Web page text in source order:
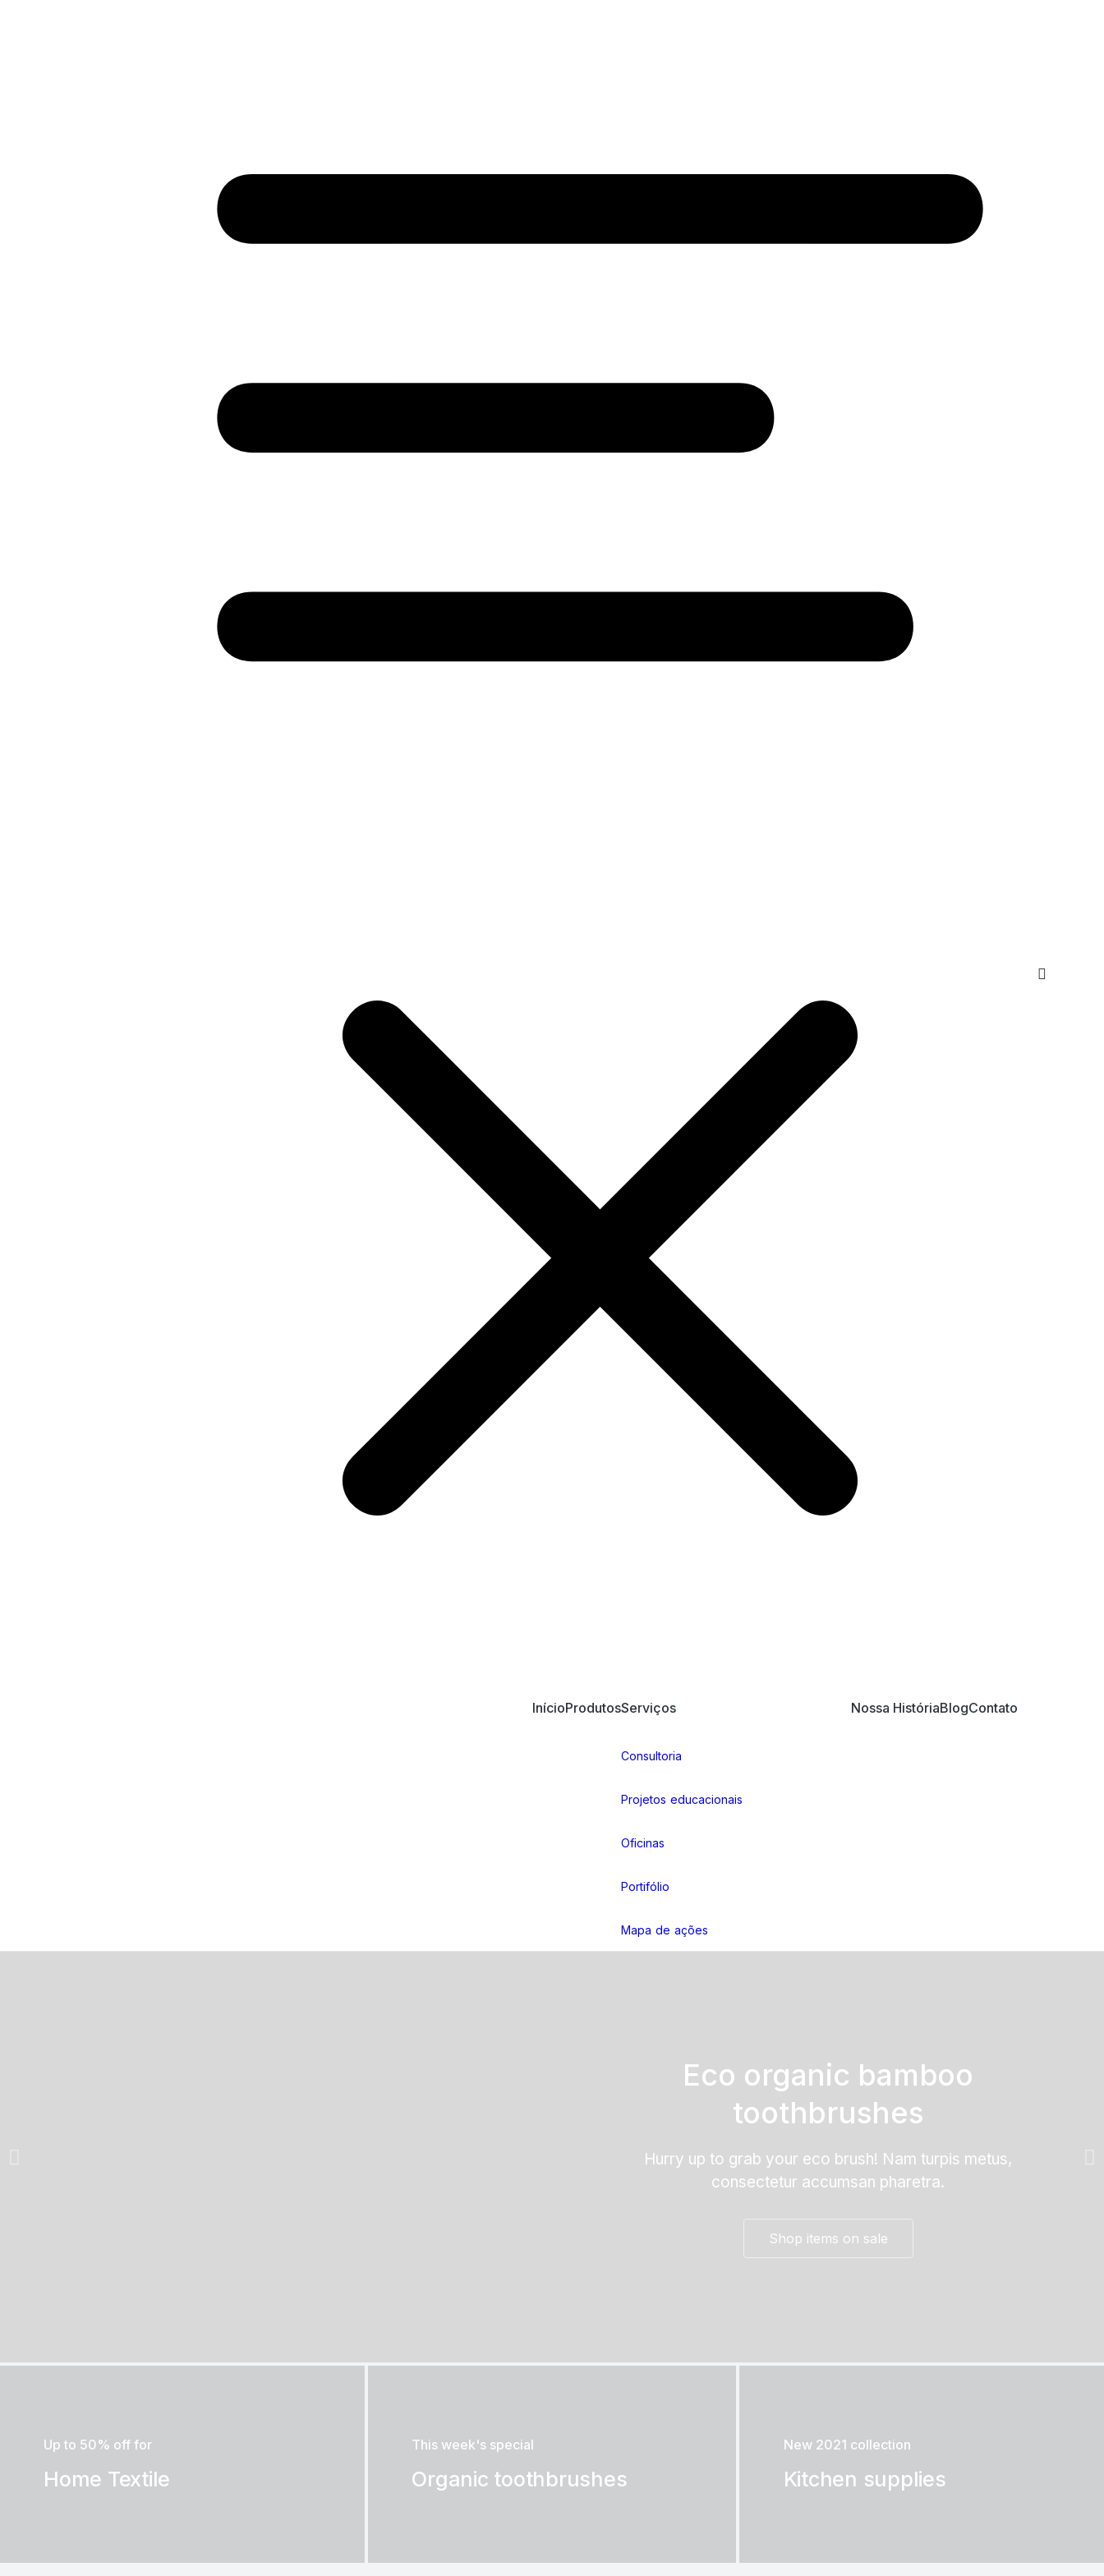
InícioProdutosServiços
Consultoria
Projetos educacionais
Oficinas
Portifólio
Mapa de ações
Nossa HistóriaBlogContato
Eco organic bamboo
toothbrushes
Hurry up to grab your eco brush! Nam turpis metus,
consectetur accumsan pharetra.
Shop items on sale
Up to 50% off for
Home Textile
This week's special
Organic toothbrushes
New 2021 collection
Kitchen supplies